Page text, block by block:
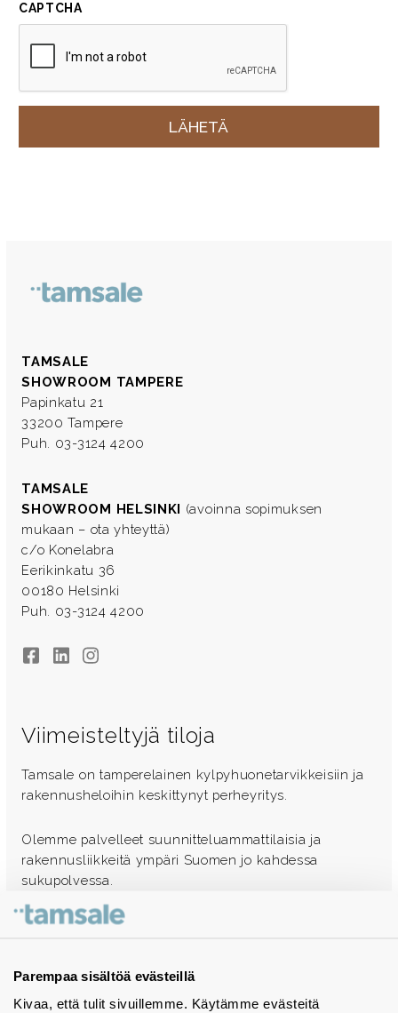
Parempaa sisältöä evästeillä
Kivaa, että tulit sivuillemme. Käytämme evästeitä
CAPTCHA
TAMSALE
SHOWROOM TAMPERE
Papinkatu 21
33200 Tampere
Puh. 03-3124 4200
TAMSALE
SHOWROOM HELSINKI (avoinna sopimuksen
mukaan – ota yhteyttä)
c/o Konelabra
Eerikinkatu 36
00180 Helsinki
Puh. 03-3124 4200
FacebookLinkedInInstagram
Viimeisteltyjä tiloja
Tamsale on tamperelainen kylpyhuonetarvikkeisiin ja
rakennusheloihin keskittynyt perheyritys.
Olemme palvelleet suunnitteluammattilaisia ja
rakennusliikkeitä ympäri Suomen jo kahdessa
sukupolvessa.
Ota yhteyttä - autamme mielellämme
Tuotekuvastot
Instagram